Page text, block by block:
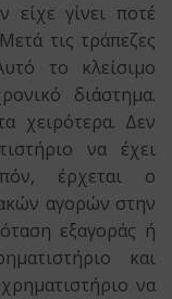
είχε γίνει ποτέ
τις τράπεζες
το κλείσιμο
διάστημα.
χειρότερα. Δεν
να έχει
έρχεται ο
αγορών στην
εξαγοράς ή
και
να